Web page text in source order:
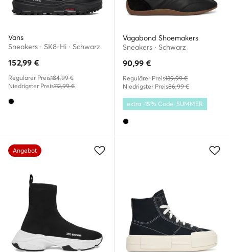
Vans
Sneakers · SK8-Hi · Schwarz
152,99 €
Regulärer Preis184,99 €
Niedrigster Preis112,99 €
Vagabond Shoemakers
Sneakers · Schwarz
90,99 €
Regulärer Preis139,99 €
Niedrigster Preis86,99 €
extra -15% Code: SUMMER
Angebot